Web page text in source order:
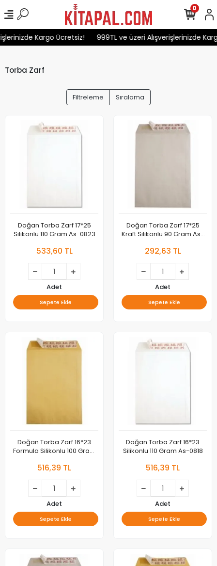
Kargo Ücretsiz! 999TL ve üzeri Alışverişlerinizde
0
Torba Zarf
Filtreleme Sıralama
Doğan Torba Zarf 17*25
Silikonlu 110 Gram As-0823
533,60 TL
Adet
Sepete Ekle
Doğan Torba Zarf 17*25
Kraft Silikonlu 90 Gram As-
292,63 TL
Adet
Sepete Ekle
Doğan Torba Zarf 16*23
Formula Silikonlu 100 Gram
516,39 TL
Adet
Sepete Ekle
Doğan Torba Zarf 16*23
Silikonlu 110 Gram As-0818
516,39 TL
Adet
Sepete Ekle